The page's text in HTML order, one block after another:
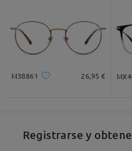
M38861 26,95 €
Registrarse y